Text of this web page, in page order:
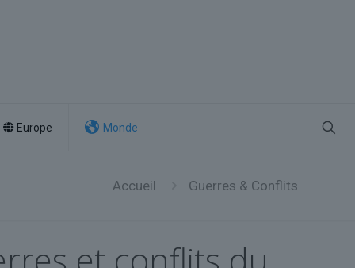
Europe Monde
Accueil Guerres & Conflits